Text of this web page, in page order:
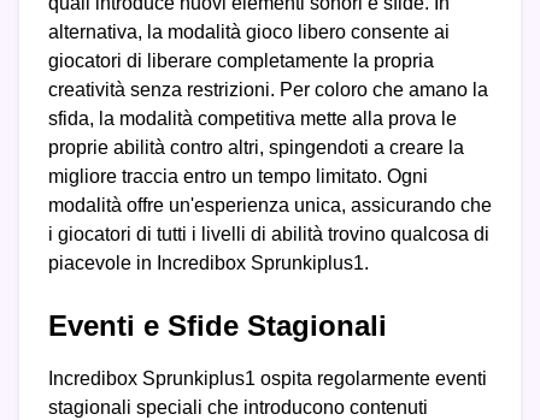
alternativa, la modalità gioco libero consente ai
giocatori di liberare completamente la propria
creatività senza restrizioni. Per coloro che amano la
sfida, la modalità competitiva mette alla prova le
proprie abilità contro altri, spingendoti a creare la
migliore traccia entro un tempo limitato. Ogni
modalità offre un'esperienza unica, assicurando che
i giocatori di tutti i livelli di abilità trovino qualcosa di
piacevole in Incredibox Sprunkiplus1.
Eventi e Sfide Stagionali
Incredibox Sprunkiplus1 ospita regolarmente eventi
stagionali speciali che introducono contenuti